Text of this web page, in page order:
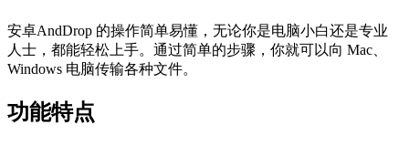
安卓AndDrop 的操作简单易懂，无论你是电脑小白还是专业
人士，都能轻松上手。通过简单的步骤，你就可以向 Mac、
Windows 电脑传输各种文件。
功能特点